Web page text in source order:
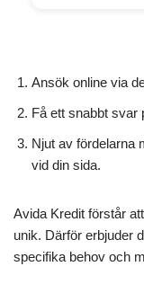
Ansök online via
Få ett snabbt svar
Njut av fördelarna
vid din sida.
Avida Kredit förstår
unik. Därför erbjuder
specifika behov och